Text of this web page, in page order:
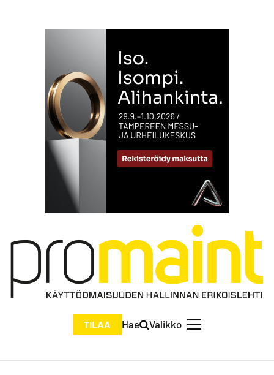
TILAA Hae Valikko